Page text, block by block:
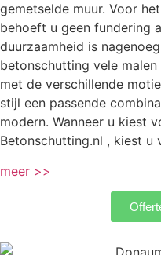
gemetselde muur. Voor
behoeft u geen fundering
duurzaamheid is
betonschutting vele
met de verschillende
stijl een passende
modern. Wanneer u kiest
Betonschutting.nl , kiest u
meer >>